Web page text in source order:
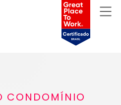
CONDOMÍNIO